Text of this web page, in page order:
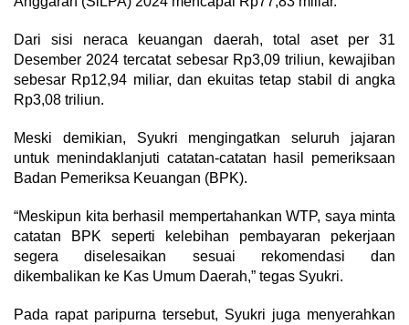
Dari sisi neraca keuangan daerah, total aset per 31
Desember 2024 tercatat sebesar Rp3,09 triliun, kewajiban
sebesar Rp12,94 miliar, dan ekuitas tetap stabil di angka
Rp3,08 triliun.
Meski demikian, Syukri mengingatkan seluruh jajaran
untuk menindaklanjuti catatan-catatan hasil pemeriksaan
Badan Pemeriksa Keuangan (BPK).
“Meskipun kita berhasil mempertahankan WTP, saya minta
catatan BPK seperti kelebihan pembayaran pekerjaan
segera diselesaikan sesuai rekomendasi dan
dikembalikan ke Kas Umum Daerah,” tegas Syukri.
Pada rapat paripurna tersebut, Syukri juga menyerahkan